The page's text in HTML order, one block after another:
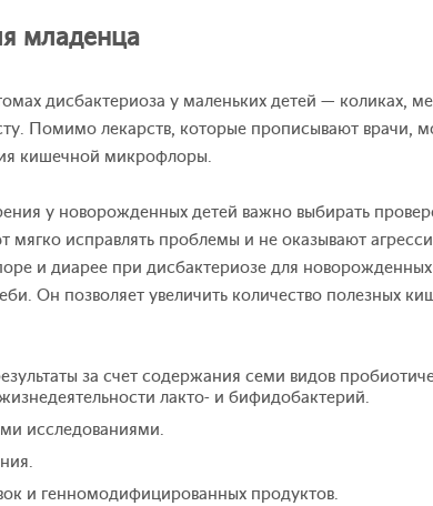
младенца
дисбактериоза у маленьких детей — коликах,
Помимо лекарств, которые прописывают врачи,
кишечной микрофлоры.
у новорожденных детей важно выбирать
мягко исправлять проблемы и не оказывают
и диарее при дисбактериозе для
Он позволяет увеличить количество полезных
за счет содержания семи видов
лакто- и бифидобактерий.
исследованиями.
и генномодифицированных продуктов.